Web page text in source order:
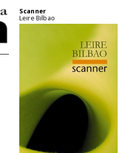
Scanner
Leire Bilbao